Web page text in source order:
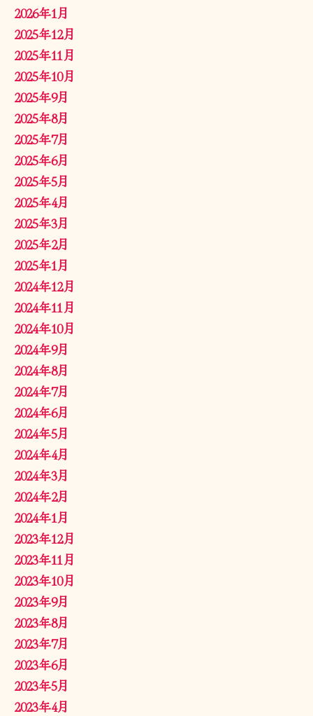
2026年1月
2025年12月
2025年11月
2025年10月
2025年9月
2025年8月
2025年7月
2025年6月
2025年5月
2025年4月
2025年3月
2025年2月
2025年1月
2024年12月
2024年11月
2024年10月
2024年9月
2024年8月
2024年7月
2024年6月
2024年5月
2024年4月
2024年3月
2024年2月
2024年1月
2023年12月
2023年11月
2023年10月
2023年9月
2023年8月
2023年7月
2023年6月
2023年5月
2023年4月